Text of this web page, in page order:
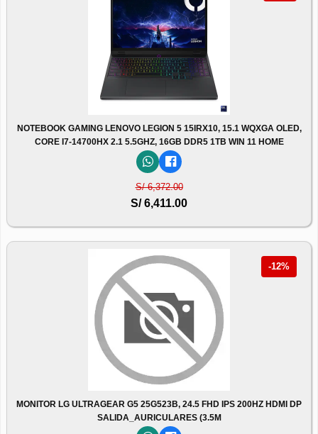
NOTEBOOK GAMING LENOVO LEGION 5 15IRX10, 15.1 WQXGA OLED,
CORE I7-14700HX 2.1 5.5GHZ, 16GB DDR5 1TB WIN 11 HOME
S/ 6,372.00
S/ 6,411.00
-12%
MONITOR LG ULTRAGEAR G5 25G523B, 24.5 FHD IPS 200HZ HDMI DP
SALIDA_AURICULARES (3.5M